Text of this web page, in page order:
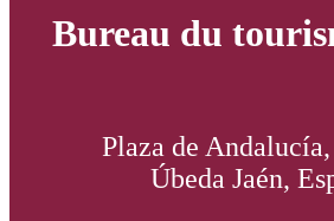
Bureau du
Plaza de
Úbeda Jaén,